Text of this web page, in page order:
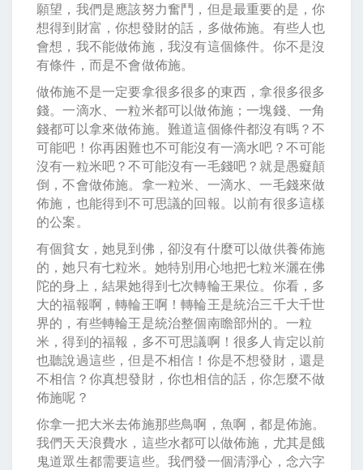
願望，我們是應該努力奮鬥，但是最重要的是，你
想得到財富，你想發財的話，多做佈施。有些人也
會想，我不能做佈施，我沒有這個條件。你不是沒
有條件，而是不會做佈施。
做佈施不是一定要拿很多很多的東西，拿很多很多
錢。一滴水、一粒米都可以做佈施；一塊錢、一角
錢都可以拿來做佈施。難道這個條件都沒有嗎？不
可能吧！你再困難也不可能沒有一滴水吧？不可能
沒有一粒米吧？不可能沒有一毛錢吧？就是愚癡顛
倒，不會做佈施。拿一粒米、一滴水、一毛錢來做
佈施，也能得到不可思議的回報。以前有很多這樣
的公案。
有個貧女，她見到佛，卻沒有什麼可以做供養佈施
的，她只有七粒米。她特別用心地把七粒米灑在佛
陀的身上，結果她得到七次轉輪王果位。你看，多
大的福報啊，轉輪王啊！轉輪王是統治三千大千世
界的，有些轉輪王是統治整個南瞻部州的。一粒
米，得到的福報，多不可思議啊！很多人肯定以前
也聽說過這些，但是不相信！你是不想發財，還是
不相信？你真想發財，你也相信的話，你怎麼不做
佈施呢？
你拿一把大米去佈施那些鳥啊，魚啊，都是佈施。
我們天天浪費水，這些水都可以做佈施，尤其是餓
鬼道眾生都需要這些。我們發一個清淨心，念六字